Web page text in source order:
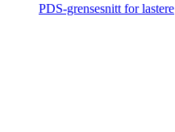
PDS-grensesnitt for lastere